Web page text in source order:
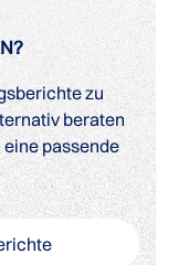
zu
beraten
passende